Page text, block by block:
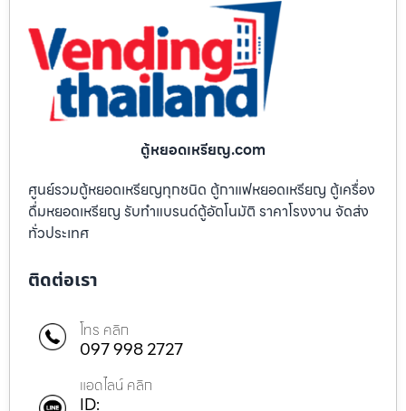
ตู้หยอดเหรียญ.com
ศูนย์รวมตู้หยอดเหรียญทุกชนิด ตู้กาแฟหยอดเหรียญ ตู้เครื่อง
ดื่มหยอดเหรียญ รับทำแบรนด์ตู้อัตโนมัติ ราคาโรงงาน จัดส่ง
ทั่วประเทศ
ติดต่อเรา
โทร คลิก
097 998 2727
แอดไลน์ คลิก
ID: